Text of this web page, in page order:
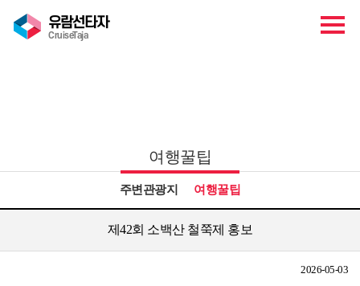
유람선타자
CruiseTaja
여행꿀팁
주변관광지 여행꿀팁
제42회 소백산 철쭉제 홍보
2026-05-03